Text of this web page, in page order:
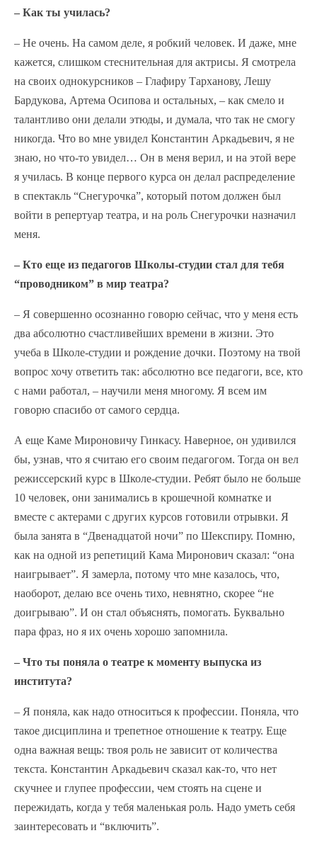
– Как ты училась?
– Не очень. На самом деле, я робкий человек. И даже, мне
кажется, слишком стеснительная для актрисы. Я смотрела
на своих однокурсников – Глафиру Тарханову, Лешу
Бардукова, Артема Осипова и остальных, – как смело и
талантливо они делали этюды, и думала, что так не смогу
никогда. Что во мне увидел Константин Аркадьевич, я не
знаю, но что-то увидел… Он в меня верил, и на этой вере
я училась. В конце первого курса он делал распределение
в спектакль “Снегурочка”, который потом должен был
войти в репертуар театра, и на роль Снегурочки назначил
меня.
– Кто еще из педагогов Школы-студии стал для тебя
“проводником” в мир театра?
– Я совершенно осознанно говорю сейчас, что у меня есть
два абсолютно счастливейших времени в жизни. Это
учеба в Школе-студии и рождение дочки. Поэтому на твой
вопрос хочу ответить так: абсолютно все педагоги, все, кто
с нами работал, – научили меня многому. Я всем им
говорю спасибо от самого сердца.
А еще Каме Мироновичу Гинкасу. Наверное, он удивился
бы, узнав, что я считаю его своим педагогом. Тогда он вел
режиссерский курс в Школе-студии. Ребят было не больше
10 человек, они занимались в крошечной комнатке и
вместе с актерами с других курсов готовили отрывки. Я
была занята в “Двенадцатой ночи” по Шекспиру. Помню,
как на одной из репетиций Кама Миронович сказал: “она
наигрывает”. Я замерла, потому что мне казалось, что,
наоборот, делаю все очень тихо, невнятно, скорее “не
доигрываю”. И он стал объяснять, помогать. Буквально
пара фраз, но я их очень хорошо запомнила.
– Что ты поняла о театре к моменту выпуска из
института?
– Я поняла, как надо относиться к профессии. Поняла, что
такое дисциплина и трепетное отношение к театру. Еще
одна важная вещь: твоя роль не зависит от количества
текста. Константин Аркадьевич сказал как-то, что нет
скучнее и глупее профессии, чем стоять на сцене и
пережидать, когда у тебя маленькая роль. Надо уметь себя
заинтересовать и “включить”.